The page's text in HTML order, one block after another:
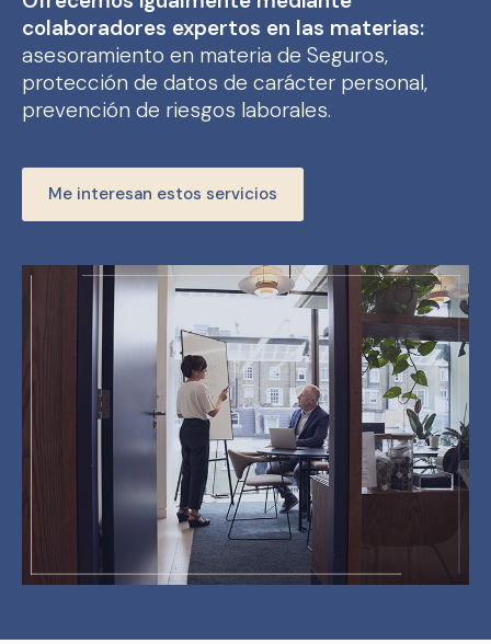
colaboradores expertos en las materias:
asesoramiento en materia de Seguros,
protección de datos de carácter personal,
prevención de riesgos laborales.
Me interesan estos servicios